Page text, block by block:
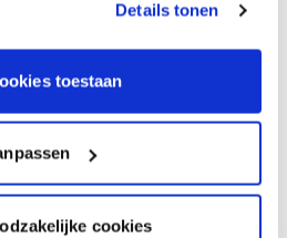
Details tonen
toestaan
cookies